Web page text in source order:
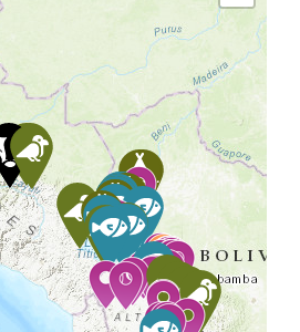
Map is loading...
this after your page is
completely, leafletJS files
are missing.